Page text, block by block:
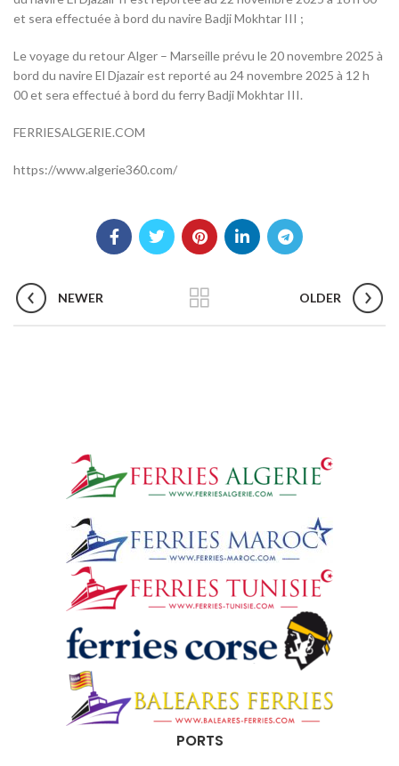
et sera effectuée à bord du navire Badji Mokhtar III ;
Le voyage du retour Alger – Marseille prévu le 20 novembre 2025 à
bord du navire El Djazair est reporté au 24 novembre 2025 à 12 h
00 et sera effectué à bord du ferry Badji Mokhtar III.
FERRIESALGERIE.COM
https://www.algerie360.com/
NEWER OLDER
PORTS